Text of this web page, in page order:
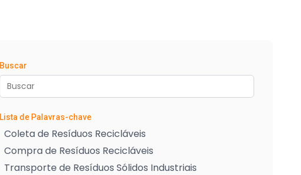
Buscar
Lista de Palavras-chave
Coleta de Resíduos Recicláveis
Compra de Resíduos Recicláveis
Transporte de Resíduos Sólidos Industriais